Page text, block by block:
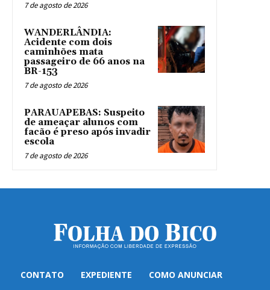
7 de agosto de 2026
WANDERLÂNDIA:
Acidente com dois
caminhões mata
passageiro de 66 anos na
BR-153
7 de agosto de 2026
PARAUAPEBAS: Suspeito
de ameaçar alunos com
facão é preso após invadir
escola
7 de agosto de 2026
CONTATO EXPEDIENTE COMO ANUNCIAR